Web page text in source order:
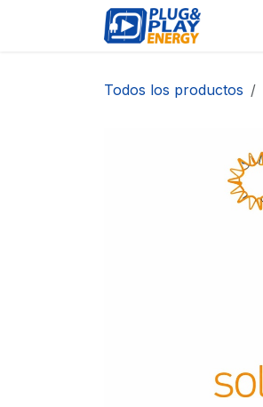
Todos los productos